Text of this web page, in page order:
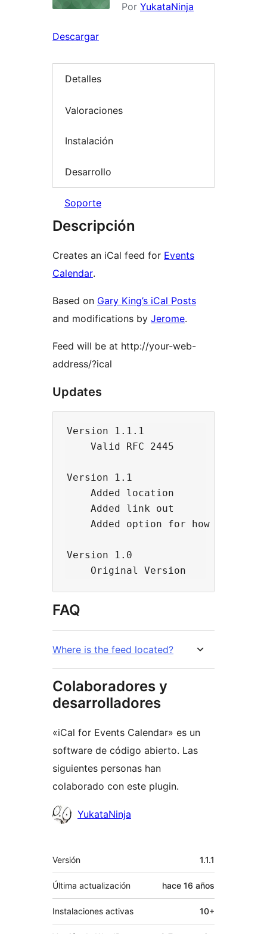
Por YukataNinja
Descargar
Detalles
Valoraciones
Instalación
Desarrollo
Soporte
Descripción
Creates an iCal feed for Events
Calendar.
Based on Gary King’s iCal Posts
and modifications by Jerome.
Feed will be at http://your-web-
address/?ical
Updates
Version 1.1.1
    Valid RFC 2445
Version 1.1
    Added location
    Added link out
Added option for how long to
Version 1.0
FAQ
Where is the feed located?
Colaboradores y
desarrolladores
«iCal for Events Calendar» es un
software de código abierto. Las
siguientes personas han
colaborado con este plugin.
Colaboradores
YukataNinja
Meta
Versión 1.1.1
Última actualización hace 16 años
Instalaciones activas 10+